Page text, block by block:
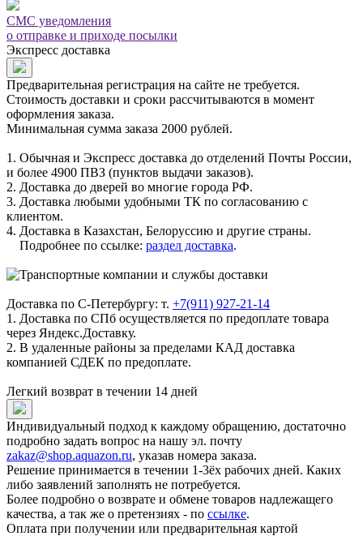
СМС уведомления
о отправке и приходе посылки
Экспресс доставка
Предварительная регистрация на сайте не требуется.
Стоимость доставки и сроки рассчитываются в момент
оформления заказа.
Минимальная сумма заказа 2000 рублей.
1. Обычная и Экспресс доставка до отделений Почты России,
и более 4900 ПВЗ (пунктов выдачи заказов).
2. Доставка до дверей во многие города РФ.
3. Доставка любыми удобными ТК по согласованию с
клиентом.
4. Доставка в Казахстан, Белоруссию и другие страны.
Подробнее по ссылке: раздел доставка.
Доставка по С-Петербургу: т. +7(911) 927-21-14
1. Доставка по СПб осуществляется по предоплате товара
через Яндекс.Доставку.
2. В удаленные районы за пределами КАД доставка
компанией СДЕК по предоплате.
Легкий возврат в течении 14 дней
Индивидуальный подход к каждому обращению, достаточно
подробно задать вопрос на нашу эл. почту
zakaz@shop.aquazon.ru, указав номера заказа.
Решение принимается в течении 1-3ёх рабочих дней. Каких
либо заявлений заполнять не потребуется.
Более подробно о возврате и обмене товаров надлежащего
качества, а так же о претензиях - по ссылке.
Оплата при получении или предварительная картой